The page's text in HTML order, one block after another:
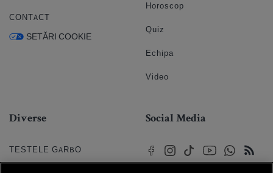
CONTACT
SETĂRI COOKIE
Horoscop
Quiz
Echipa
Video
Diverse
TESTELE GARBO
Social Media